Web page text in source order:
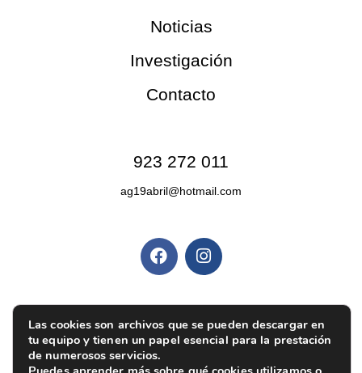
Noticias
Investigación
Contacto
923 272 011
ag19abril@hotmail.com
Política de privacidad|Aviso legal|Política de
cookies |Ajustes de cookies
Las cookies son archivos que se pueden descargar en
tu equipo y tienen un papel esencial para la prestación
de numerosos servicios.